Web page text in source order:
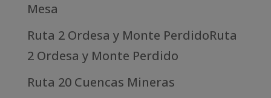
Mesa
Ruta 2 Ordesa y Monte PerdidoRuta
2 Ordesa y Monte Perdido
Ruta 20 Cuencas Mineras